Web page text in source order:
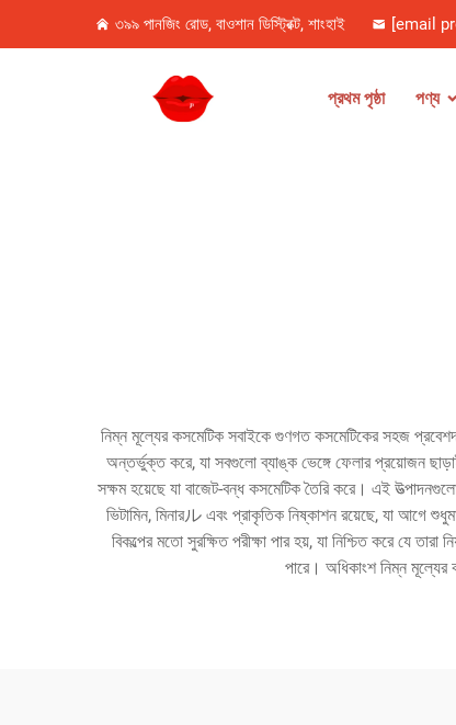
৩৯৯ পানজিং রোড, বাওশান ডিস্ট্রিক্ট, শাংহাই [email
প্রথম পৃষ্ঠা পণ্য
নিম্ন মূল্যের কসমেটিক সবাইকে গুণগত কসমেটিকের সহজ
অন্তর্ভুক্ত করে, যা সবগুলো ব্যাঙ্ক ভেঙ্গে ফেলার প্রয়োজন
সক্ষম হয়েছে যা বাজেট-বন্ধ কসমেটিক তৈরি করে। এই
ভিটামিন, মিনারル এবং প্রাকৃতিক নিষ্কাশন রয়েছে, যা আগে
বিকল্পের মতো সুরক্ষিত পরীক্ষা পার হয়, যা নিশ্চিত করে যে
পারে। অধিকাংশ নিম্ন মূল্যের